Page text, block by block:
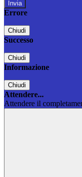
Errore
Chiudi
Successo
Chiudi
Informazione
Chiudi
Attendere...
Attendere il